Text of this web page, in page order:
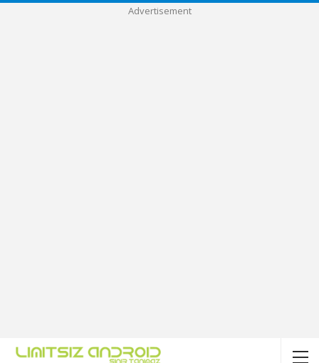
Advertisement